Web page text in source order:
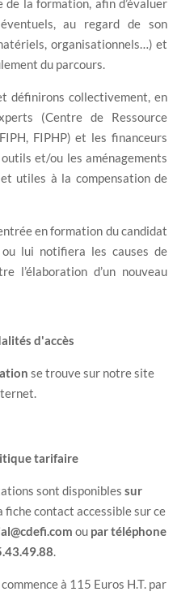
de la formation, afin d’évaluer
au regard de son
organisationnels…) et
du parcours.
définirons collectivement, en
(Centre de Ressource
FIPHP) et les financeurs
et/ou les aménagements
utiles à la compensation de
en formation du candidat
lui notifiera les causes de
l’élaboration d’un nouveau
d'accès
se trouve sur notre site
tarifaire
sont disponibles sur
contact accessible sur ce
ou par téléphone
.
à 115 Euros H.T. par